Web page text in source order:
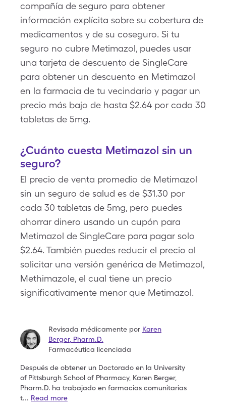
compañía de seguro para obtener
información explícita sobre su cobertura de
medicamentos y de su coseguro. Si tu
seguro no cubre Metimazol, puedes usar
una tarjeta de descuento de SingleCare
para obtener un descuento en Metimazol
en la farmacia de tu vecindario y pagar un
precio más bajo de hasta $2.64 por cada 30
tabletas de 5mg.
¿Cuánto cuesta Metimazol sin un
seguro?
El precio de venta promedio de Metimazol
sin un seguro de salud es de $31.30 por
cada 30 tabletas de 5mg, pero puedes
ahorrar dinero usando un cupón para
Metimazol de SingleCare para pagar solo
$2.64. También puedes reducir el precio al
solicitar una versión genérica de Metimazol,
Methimazole, el cual tiene un precio
significativamente menor que Metimazol.
Revisada médicamente por Karen
Berger, Pharm.D.
Farmacéutica licenciada
Después de obtener un Doctorado en la University
of Pittsburgh School of Pharmacy, Karen Berger,
Pharm.D. ha trabajado en farmacias comunitarias
t... Read more